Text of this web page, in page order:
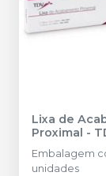
Lixa de
Proximal -
Embalagem
unidades